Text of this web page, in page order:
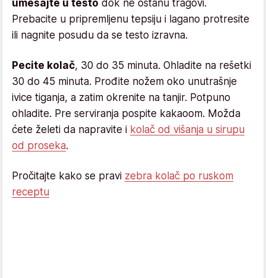
umešajte u testo dok ne ostanu tragovi.
Prebacite u pripremljenu tepsiju i lagano protresite
ili nagnite posudu da se testo izravna.
Pecite kolač, 30 do 35 minuta. Ohladite na rešetki
30 do 45 minuta. Prođite nožem oko unutrašnje
ivice tiganja, a zatim okrenite na tanjir. Potpuno
ohladite. Pre serviranja pospite kakaoom. Možda
ćete želeti da napravite i kolač od višanja u sirupu
od proseka.
Pročitajte kako se pravi zebra kolač po ruskom
receptu